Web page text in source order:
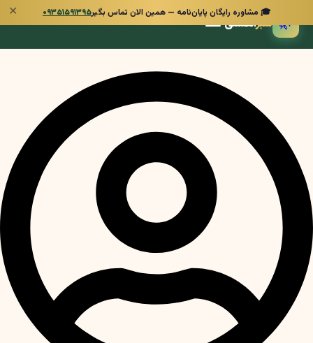
🎓 مشاوره رایگان پایان‌نامه — همین الان تماس بگیر۰۹۳۵۱۵۹۱۳۹۵ ✕
🌿 سبزانگشتی